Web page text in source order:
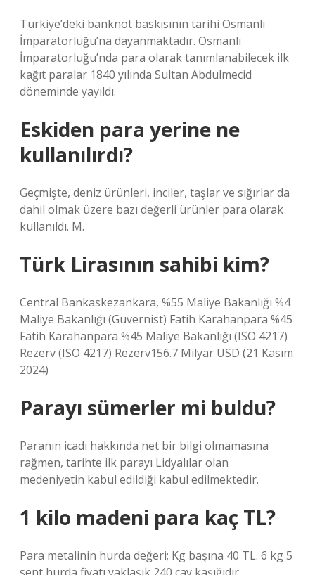
Türkiye’deki banknot baskısının tarihi Osmanlı
İmparatorluğu’na dayanmaktadır. Osmanlı
İmparatorluğu’nda para olarak tanımlanabilecek ilk
kağıt paralar 1840 yılında Sultan Abdulmecid
döneminde yayıldı.
Eskiden para yerine ne
kullanılırdı?
Geçmişte, deniz ürünleri, inciler, taşlar ve sığırlar da
dahil olmak üzere bazı değerli ürünler para olarak
kullanıldı. M.
Türk Lirasının sahibi kim?
Central Bankaskezankara, %55 Maliye Bakanlığı %4
Maliye Bakanlığı (Guvernist) Fatih Karahanpara %45
Fatih Karahanpara %45 Maliye Bakanlığı (ISO 4217)
Rezerv (ISO 4217) Rezerv156.7 Milyar USD (21 Kasım
2024)
Parayı sümerler mi buldu?
Paranın icadı hakkında net bir bilgi olmamasına
rağmen, tarihte ilk parayı Lidyalılar olan
medeniyetin kabul edildiği kabul edilmektedir.
1 kilo madeni para kaç TL?
Para metalinin hurda değeri; Kg başına 40 TL. 6 kg 5